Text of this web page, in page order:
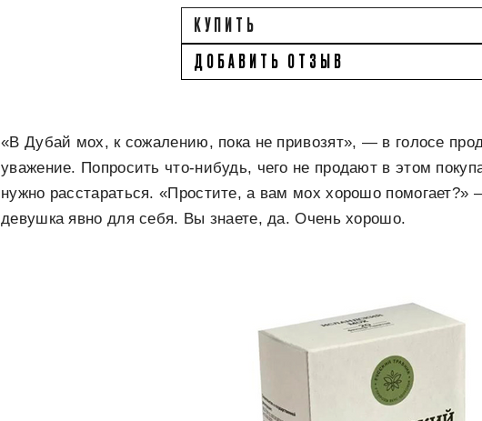
КУПИТЬ
ДОБАВИТЬ ОТЗЫВ
«В Дубай мох, к сожалению, пока не привозят», — в голосе
уважение. Попросить что-нибудь, чего не продают в этом
нужно расстараться. «Простите, а вам мох хорошо помогает?»
девушка явно для себя. Вы знаете, да. Очень хорошо.